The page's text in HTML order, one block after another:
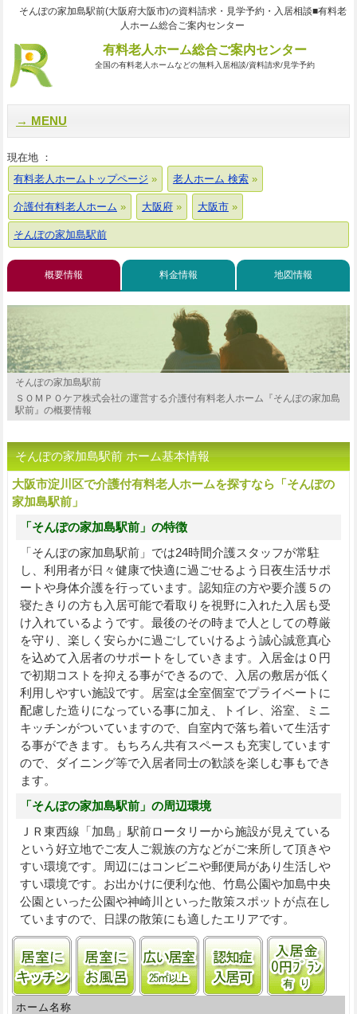
そんぽの家加島駅前(大阪府大阪市)の資料請求・見学予約・入居相談■有料老
人ホーム総合ご案内センター
有料老人ホーム総合ご案内センター
全国の有料老人ホームなどの無料入居相談/資料請求/見学予約
MENU
現在地 ：
有料老人ホームトップページ
老人ホーム 検索
介護付有料老人ホーム 大阪府 大阪市
そんぽの家加島駅前
概要情報 料金情報 地図情報
そんぽの家加島駅前
ＳＯＭＰＯケア株式会社の運営する介護付有料老人ホーム『そんぽの家加島
駅前』の概要情報
そんぽの家加島駅前 ホーム基本情報
大阪市淀川区で介護付有料老人ホームを探すなら「そんぽの
家加島駅前」
「そんぽの家加島駅前」の特徴
「そんぽの家加島駅前」では24時間介護スタッフが常駐
し、利用者が日々健康で快適に過ごせるよう日夜生活サポ
ートや身体介護を行っています。認知症の方や要介護５の
寝たきりの方も入居可能で看取りを視野に入れた入居も受
け入れているようです。最後のその時まで人としての尊厳
を守り、楽しく安らかに過ごしていけるよう誠心誠意真心
を込めて入居者のサポートをしていきます。入居金は０円
で初期コストを抑える事ができるので、入居の敷居が低く
利用しやすい施設です。居室は全室個室でプライベートに
配慮した造りになっている事に加え、トイレ、浴室、ミニ
キッチンがついていますので、自室内で落ち着いて生活す
る事ができます。もちろん共有スペースも充実しています
ので、ダイニング等で入居者同士の歓談を楽しむ事もでき
ます。
「そんぽの家加島駅前」の周辺環境
ＪＲ東西線「加島」駅前ロータリーから施設が見えている
という好立地でご友人ご親族の方などがご来所して頂きや
すい環境です。周辺にはコンビニや郵便局があり生活しや
すい環境です。お出かけに便利な他、竹島公園や加島中央
公園といった公園や神崎川といった散策スポットが点在し
ていますので、日課の散策にも適したエリアです。
居室にキッチンあり居室に風呂あり居室25㎡以上認知症受け入れ
入居
ホーム名称